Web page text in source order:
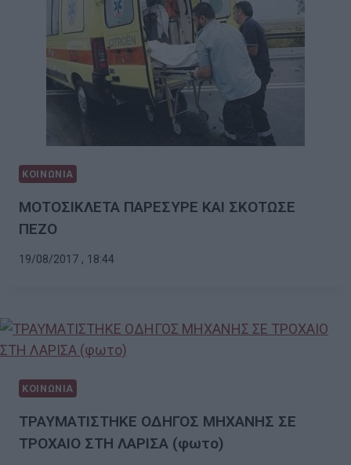
ΚΟΙΝΩΝΙΑ
ΜΟΤΟΣΙΚΛΕΤΑ ΠΑΡΕΣΥΡΕ ΚΑΙ ΣΚΟΤΩΣΕ
ΠΕΖΟ
19/08/2017 , 18:44
ΚΟΙΝΩΝΙΑ
ΤΡΑΥΜΑΤΙΣΤΗΚΕ ΟΔΗΓΟΣ ΜΗΧΑΝΗΣ ΣΕ
ΤΡΟΧΑΙΟ ΣΤΗ ΛΑΡΙΣΑ (φωτο)